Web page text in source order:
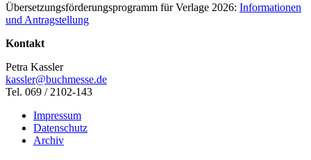
Übersetzungsförderungsprogramm für Verlage 2026: Informationen
und Antragstellung
Kontakt
Petra Kassler
kassler@buchmesse.de
Tel. 069 / 2102-143
Impressum
Datenschutz
Archiv